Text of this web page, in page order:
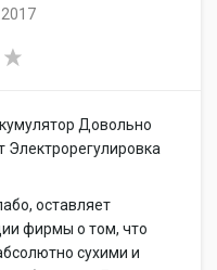
Довольно
Электрорегулировка
оставляет
фирмы о том, что
сухими и